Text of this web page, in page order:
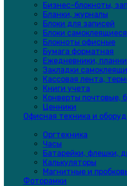
Бизнес-блокноты,
Бланки, журналы
Блоки для записей
Блоки
Блокноты офисные
Бумага форматная
Ежедневники,
Закладки
Кассовая лента,
Книги учета
Конверты почтовые,
Ценники
Офисная техника и
Оргтехника
Часы
Батарейки, флешки,
Калькуляторы
Магнитные и
Фоторамки